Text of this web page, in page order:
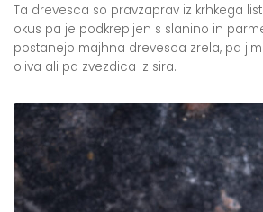
Ta drevesca so pravzaprav iz krhkega
okus pa je podkrepljen s slanino in
postanejo majhna drevesca zrela, pa
oliva ali pa zvezdica iz sira.